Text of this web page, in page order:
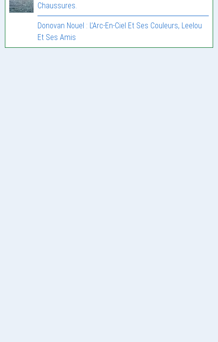
Chaussures.
Donovan Nouel : L’Arc-En-Ciel Et Ses Couleurs, Leelou
Et Ses Amis